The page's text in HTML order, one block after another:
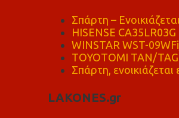
Σπάρτη –
HISENSE
WINSTAR WST-
TOYOTOMI TAN/
Σπάρτη,
LAKONES.gr